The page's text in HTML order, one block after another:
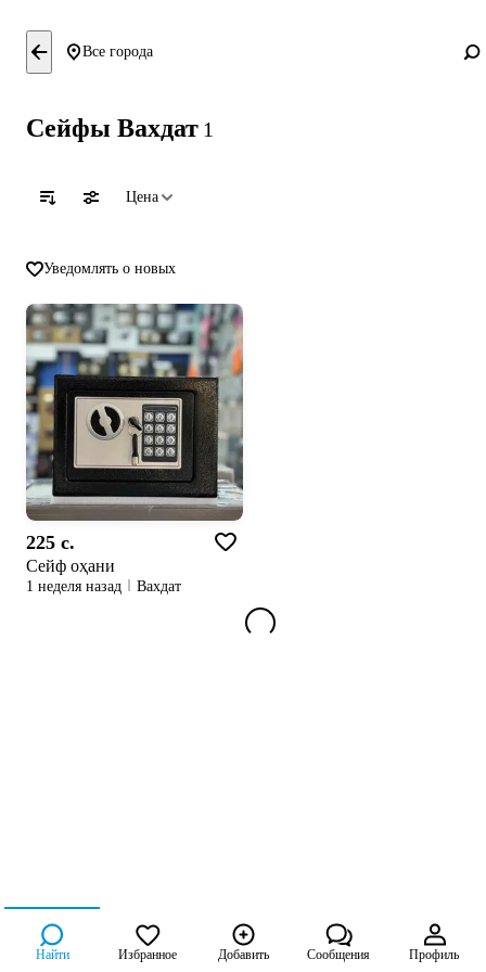
Все города
Сейфы Вахдат 1
Цена
Уведомлять о новых
225 c.
Сейф оҳани
1 неделя назад Вахдат
Найти Избранное Добавить Сообщения Профиль